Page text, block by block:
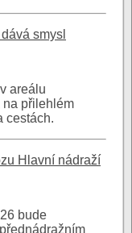
smysl
areálu
na přilehlém
cestách.
Hlavní nádraží
bude